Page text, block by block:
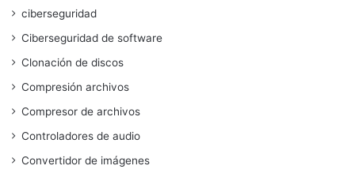
ciberseguridad
Ciberseguridad de software
Clonación de discos
Compresión archivos
Compresor de archivos
Controladores de audio
Convertidor de imágenes